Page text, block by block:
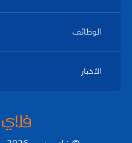
الوظائف
الأخبار